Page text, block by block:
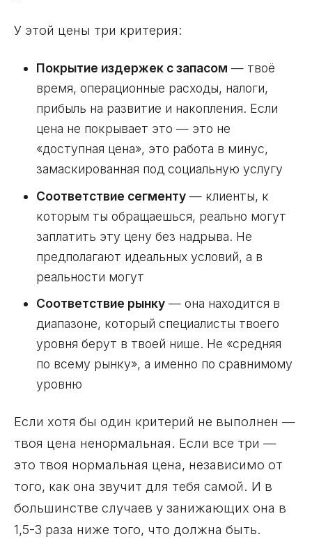
У этой цены три критерия:
Покрытие издержек с запасом — твоё
время, операционные расходы, налоги,
прибыль на развитие и накопления. Если
цена не покрывает это — это не
«доступная цена», это работа в минус,
замаскированная под социальную услугу
Соответствие сегменту — клиенты, к
которым ты обращаешься, реально могут
заплатить эту цену без надрыва. Не
предполагают идеальных условий, а в
реальности могут
Соответствие рынку — она находится в
диапазоне, который специалисты твоего
уровня берут в твоей нише. Не «средняя
по всему рынку», а именно по сравнимому
уровню
Если хотя бы один критерий не выполнен —
твоя цена ненормальная. Если все три —
это твоя нормальная цена, независимо от
того, как она звучит для тебя самой. И в
большинстве случаев у занижающих она в
1,5-3 раза ниже того, что должна быть.